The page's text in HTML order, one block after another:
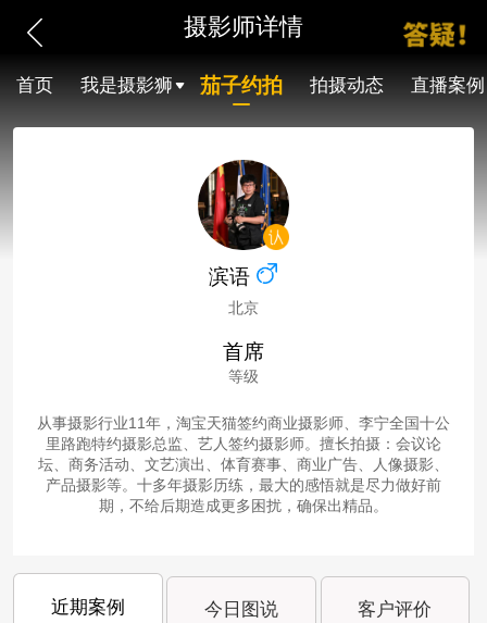
摄影师详情
首页 我是摄影狮 茄子约拍 拍摄动态 直播案例
滨语
北京
首席
等级
从事摄影行业11年，淘宝天猫签约商业摄影师、李宁全国十公
里路跑特约摄影总监、艺人签约摄影师。擅长拍摄：会议论
坛、商务活动、文艺演出、体育赛事、商业广告、人像摄影、
产品摄影等。十多年摄影历练，最大的感悟就是尽力做好前
期，不给后期造成更多困扰，确保出精品。
近期案例 今日图说 客户评价